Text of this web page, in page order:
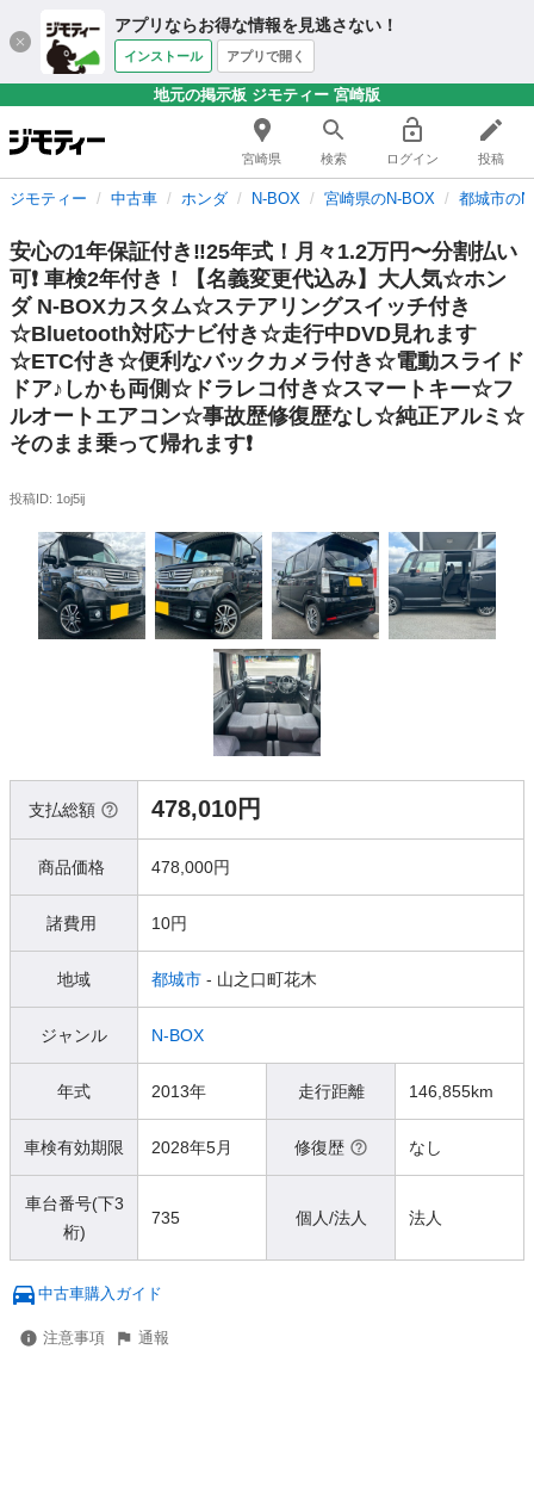
アプリならお得な情報を見逃さない！
インストール アプリで開く
地元の掲示板 ジモティー 宮崎版
宮崎県 検索 ログイン 投稿
ジモティー 中古車 ホンダ N-BOX 宮崎県のN-BOX 都城市の
安心の1年保証付き‼️25年式！月々1.2万円〜分割払い
可❗️ 車検2年付き！【名義変更代込み】大人気☆ホン
ダ N-BOXカスタム☆ステアリングスイッチ付き
☆Bluetooth対応ナビ付き☆走行中DVD見れます
☆ETC付き☆便利なバックカメラ付き☆電動スライド
ドア♪しかも両側☆ドラレコ付き☆スマートキー☆フ
ルオートエアコン☆事故歴修復歴なし☆純正アルミ☆
そのまま乗って帰れます❗️
投稿ID: 1oj5ij
支払総額 478,010円
商品価格 478,000円
諸費用 10円
地域 都城市 - 山之口町花木
ジャンル N-BOX
年式 2013年 走行距離 146,855km
車検有効期限 2028年5月 修復歴 なし
車台番号(下3
桁)
735 個人/法人 法人
中古車購入ガイド
注意事項 通報